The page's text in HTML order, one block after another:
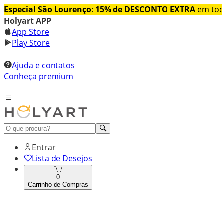
Especial São Lourenço: 15% de DESCONTO EXTRA em
Holyart APP
App Store
Play Store
Ajuda e contatos
Conheça premium
Entrar
Lista de Desejos
0
Carrinho de Compras